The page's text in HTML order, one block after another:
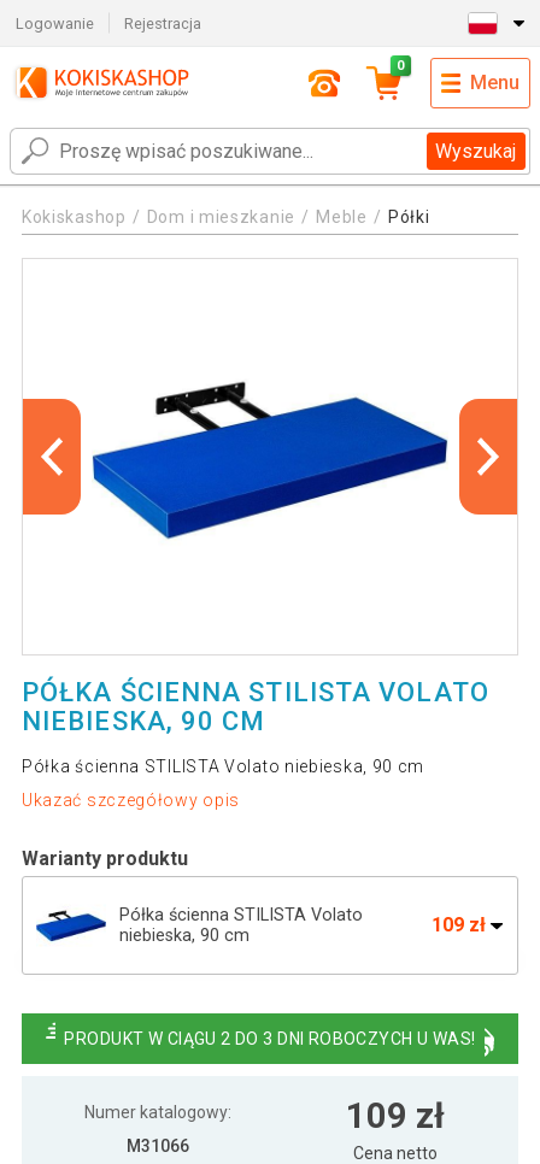
Logowanie Rejestracja
Wyszukaj
0
Menu
Kokiskashop Dom i mieszkanie Meble Półki
PÓŁKA ŚCIENNA STILISTA VOLATO
NIEBIESKA, 90 CM
Półka ścienna STILISTA Volato niebieska, 90 cm
Ukazać szczegółowy opis
Warianty produktu
Półka ścienna STILISTA Volato
niebieska, 90 cm
109 zł
110 cm
50 cm
PRODUKT W CIĄGU 2 DO 3 DNI ROBOCZYCH U WAS!
Numer katalogowy:
M31066
109 zł
Cena netto